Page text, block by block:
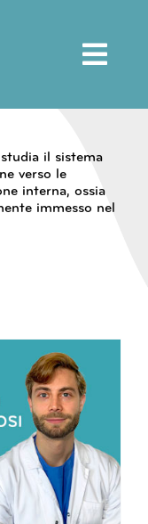
il sistema
verso le
interna, ossia
immesso nel